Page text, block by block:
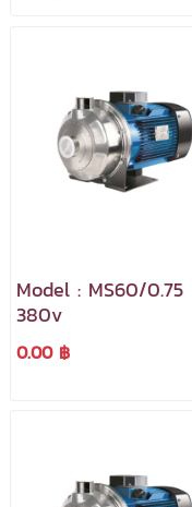
Model : MS60/0.75
380v
0.00 ฿